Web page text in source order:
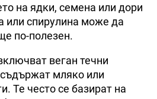
на ядки, семена или дори
или спирулина може да
по-полезен.
веган течни
мляко или
Те често се базират на